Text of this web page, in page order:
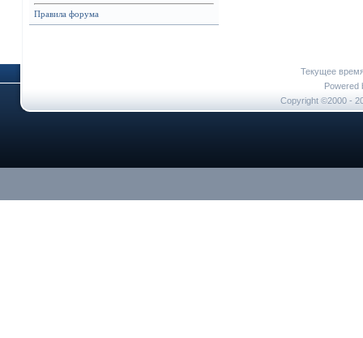
Правила форума
Текущее
Powered
Copyright ©2000 -